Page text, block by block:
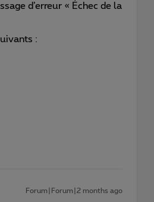
d’erreur « Échec de la
:
Forum|Forum|2 months ago